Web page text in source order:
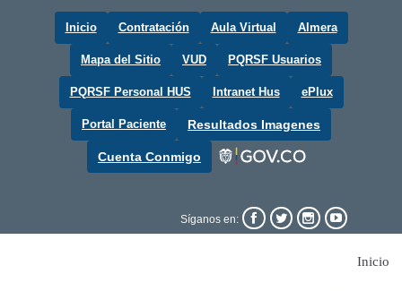
Inicio Contratación Aula Virtual Almera
Mapa del Sitio VUD PQRSF Usuarios
PQRSF Personal HUS Intranet Hus ePlux
Portal Paciente Resultados Imagenes
Cuenta Conmigo
Síganos en:    
Inicio